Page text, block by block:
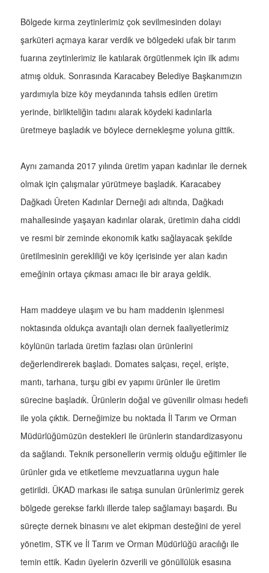
Bölgede kırma zeytinlerimiz çok sevilmesinden dolayı
şarküteri açmaya karar verdik ve bölgedeki ufak bir tarım
fuarına zeytinlerimiz ile katılarak örgütlenmek için ilk adımı
atmış olduk. Sonrasında Karacabey Belediye Başkanımızın
yardımıyla bize köy meydanında tahsis edilen üretim
yerinde, birlikteliğin tadını alarak köydeki kadınlarla
üretmeye başladık ve böylece dernekleşme yoluna gittik.
Aynı zamanda 2017 yılında üretim yapan kadınlar ile dernek
olmak için çalışmalar yürütmeye başladık. Karacabey
Dağkadı Üreten Kadınlar Derneği adı altında, Dağkadı
mahallesinde yaşayan kadınlar olarak, üretimin daha ciddi
ve resmi bir zeminde ekonomik katkı sağlayacak şekilde
üretilmesinin gerekliliği ve köy içerisinde yer alan kadın
emeğinin ortaya çıkması amacı ile bir araya geldik.
Ham maddeye ulaşım ve bu ham maddenin işlenmesi
noktasında oldukça avantajlı olan dernek faaliyetlerimiz
köylünün tarlada üretim fazlası olan ürünlerini
değerlendirerek başladı. Domates salçası, reçel, erişte,
mantı, tarhana, turşu gibi ev yapımı ürünler ile üretim
sürecine başladık. Ürünlerin doğal ve güvenilir olması hedefi
ile yola çıktık. Derneğimize bu noktada İl Tarım ve Orman
Müdürlüğümüzün destekleri ile ürünlerin standardizasyonu
da sağlandı. Teknik personellerin vermiş olduğu eğitimler ile
ürünler gıda ve etiketleme mevzuatlarına uygun hale
getirildi. ÜKAD markası ile satışa sunulan ürünlerimiz gerek
bölgede gerekse farklı illerde talep sağlamayı başardı. Bu
süreçte dernek binasını ve alet ekipman desteğini de yerel
yönetim, STK ve İl Tarım ve Orman Müdürlüğü aracılığı ile
temin ettik. Kadın üyelerin özverili ve gönüllülük esasına